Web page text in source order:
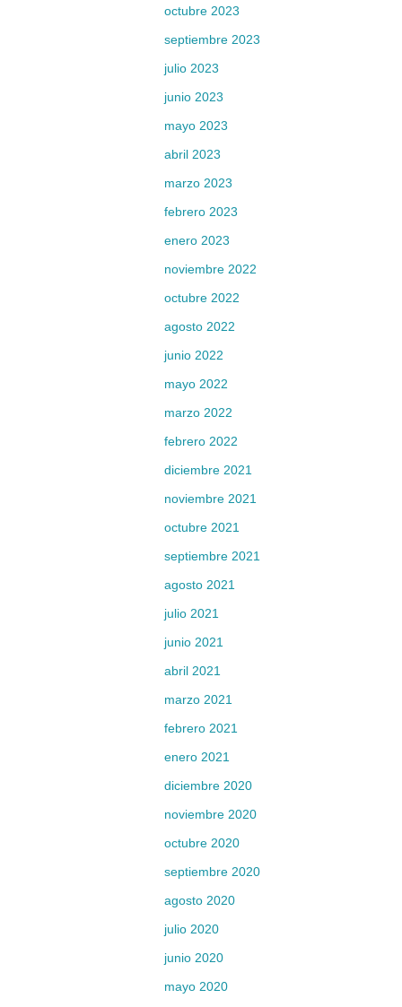
octubre 2023
septiembre 2023
julio 2023
junio 2023
mayo 2023
abril 2023
marzo 2023
febrero 2023
enero 2023
noviembre 2022
octubre 2022
agosto 2022
junio 2022
mayo 2022
marzo 2022
febrero 2022
diciembre 2021
noviembre 2021
octubre 2021
septiembre 2021
agosto 2021
julio 2021
junio 2021
abril 2021
marzo 2021
febrero 2021
enero 2021
diciembre 2020
noviembre 2020
octubre 2020
septiembre 2020
agosto 2020
julio 2020
junio 2020
mayo 2020